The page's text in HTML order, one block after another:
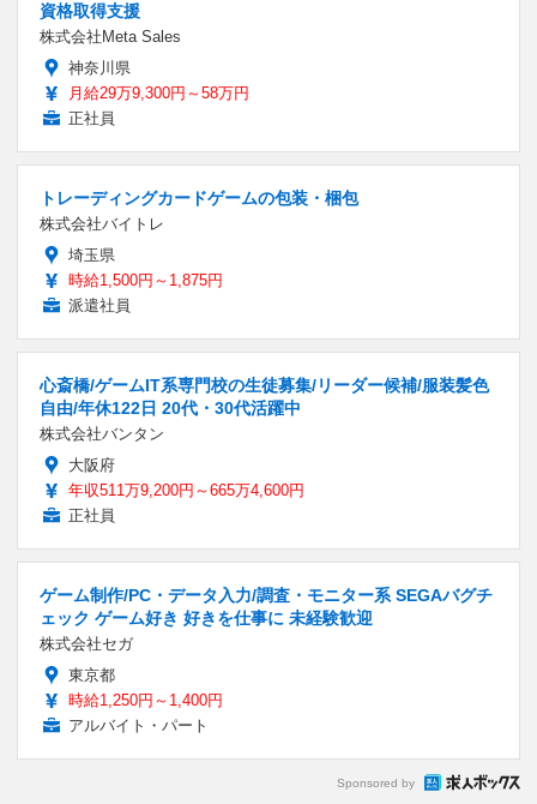
資格取得支援
株式会社Meta Sales
神奈川県
月給29万9,300円～58万円
正社員
トレーディングカードゲームの包装・梱包
株式会社バイトレ
埼玉県
時給1,500円～1,875円
派遣社員
心斎橋/ゲームIT系専門校の生徒募集/リーダー候補/服装髪色
自由/年休122日 20代・30代活躍中
株式会社バンタン
大阪府
年収511万9,200円～665万4,600円
正社員
ゲーム制作/PC・データ入力/調査・モニター系 SEGAバグチ
ェック ゲーム好き 好きを仕事に 未経験歓迎
株式会社セガ
東京都
時給1,250円～1,400円
アルバイト・パート
Sponsored by